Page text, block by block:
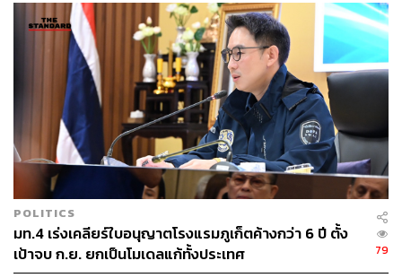
POLITICS
มท.4 เร่งเคลียร์ใบอนุญาตโรงแรมภูเก็ตค้างกว่า 6 ปี ตั้ง
เป้าจบ ก.ย. ยกเป็นโมเดลแก้ทั้งประเทศ
79